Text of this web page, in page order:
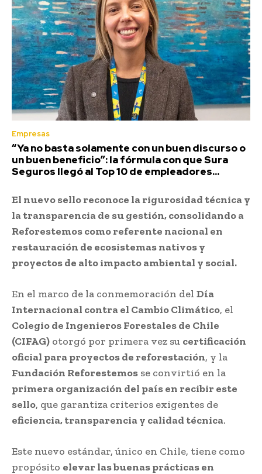
Empresas
“Ya no basta solamente con un buen discurso o
un buen beneficio”: la fórmula con que Sura
Seguros llegó al Top 10 de empleadores...
El nuevo sello reconoce la rigurosidad técnica y
la transparencia de su gestión, consolidando a
Reforestemos como referente nacional en
restauración de ecosistemas nativos y
proyectos de alto impacto ambiental y social.
En el marco de la conmemoración del Día
Internacional contra el Cambio Climático, el
Colegio de Ingenieros Forestales de Chile
(CIFAG) otorgó por primera vez su certificación
oficial para proyectos de reforestación, y la
Fundación Reforestemos se convirtió en la
primera organización del país en recibir este
sello, que garantiza criterios exigentes de
eficiencia, transparencia y calidad técnica.
Este nuevo estándar, único en Chile, tiene como
propósito elevar las buenas prácticas en